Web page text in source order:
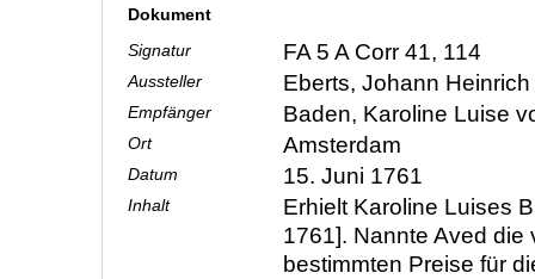
Dokument
Signatur
FA 5 A Corr 41, 114
Aussteller Eberts, Johann Heinrich
Empfänger Baden, Karoline Luise
Ort Amsterdam
Datum 15. Juni 1761
Inhalt
Erhielt Karoline Luises
1761]. Nannte Aved die
bestimmten Preise für